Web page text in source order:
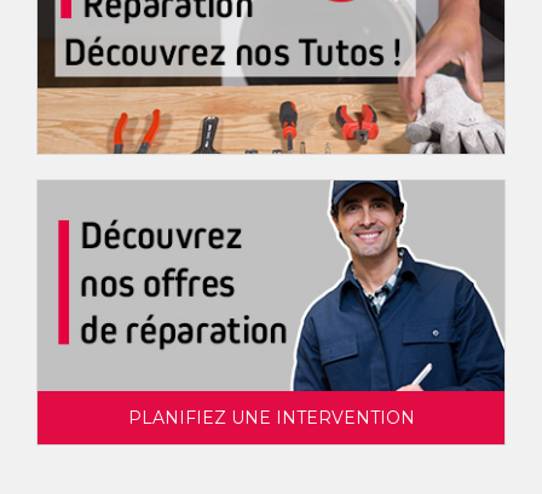
PLANIFIEZ UNE INTERVENTION